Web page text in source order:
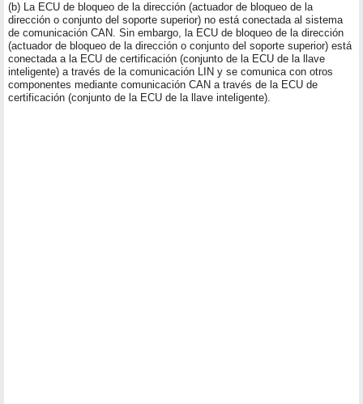
(b) La ECU de bloqueo de la dirección (actuador de bloqueo de la
dirección o conjunto del soporte superior) no está conectada al sistema
de comunicación CAN. Sin embargo, la ECU de bloqueo de la dirección
(actuador de bloqueo de la dirección o conjunto del soporte superior) está
conectada a la ECU de certificación (conjunto de la ECU de la llave
inteligente) a través de la comunicación LIN y se comunica con otros
componentes mediante comunicación CAN a través de la ECU de
certificación (conjunto de la ECU de la llave inteligente).